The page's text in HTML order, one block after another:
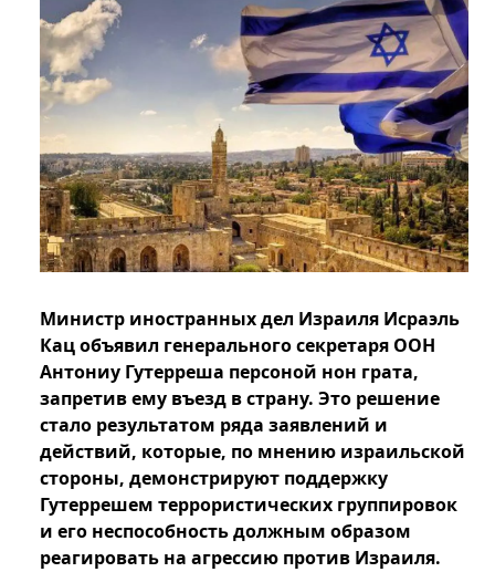
Министр иностранных дел Израиля Исраэль
Кац объявил генерального секретаря ООН
Антониу Гутерреша персоной нон грата,
запретив ему въезд в страну. Это решение
стало результатом ряда заявлений и
действий, которые, по мнению израильской
стороны, демонстрируют поддержку
Гутеррешем террористических группировок
и его неспособность должным образом
реагировать на агрессию против Израиля.